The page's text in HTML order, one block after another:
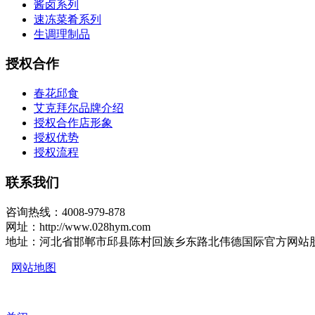
酱卤系列
速冻菜肴系列
生调理制品
授权合作
春花邱食
艾克拜尔品牌介绍
授权合作店形象
授权优势
授权流程
联系我们
咨询热线：4008-979-878
网址：http://www.028hym.com
地址：河北省邯郸市邱县陈村回族乡东路北伟德国际官方网站
网站地图